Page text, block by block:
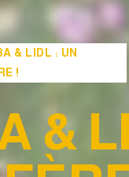
& LIDL : UN
!
&